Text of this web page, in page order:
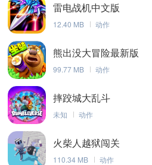
雷电战机中文版
12.40 MB 动作
熊出没大冒险最新版
99.77 MB 动作
摔跤城大乱斗
未知 动作
火柴人越狱闯关
110.34 MB 动作